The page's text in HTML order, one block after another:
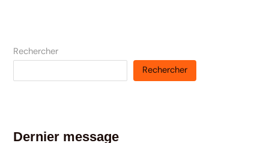
Rechercher
Rechercher
Dernier message